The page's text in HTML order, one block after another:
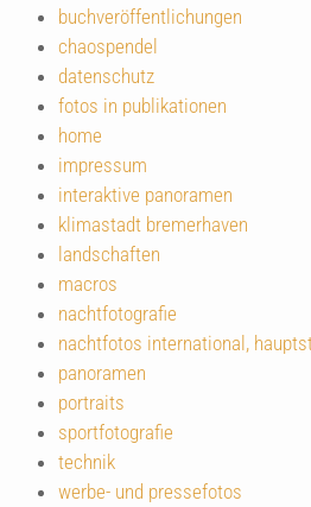
buchveröffentlichungen
chaospendel
datenschutz
fotos in publikationen
home
impressum
interaktive panoramen
klimastadt bremerhaven
landschaften
macros
nachtfotografie
nachtfotos international,
panoramen
portraits
sportfotografie
technik
werbe- und pressefotos